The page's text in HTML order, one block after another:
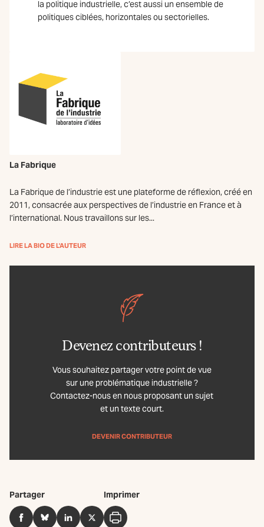
la politique industrielle, c’est aussi un ensemble de
politiques ciblées, horizontales ou sectorielles.
La Fabrique
La Fabrique de l’industrie est une plateforme de réflexion, créé en
2011, consacrée aux perspectives de l’industrie en France et à
l’international. Nous travaillons sur les...
LIRE LA BIO DE L'AUTEUR
Devenez contributeurs !
Vous souhaitez partager votre point de vue
sur une problématique industrielle ?
Contactez-nous en nous proposant un sujet
et un texte court.
DEVENIR CONTRIBUTEUR
Partager
FacebookBlueSkyLinkedInTwitter
Imprimer
Imprimer